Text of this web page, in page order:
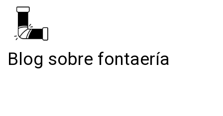
Blog sobre fontaería